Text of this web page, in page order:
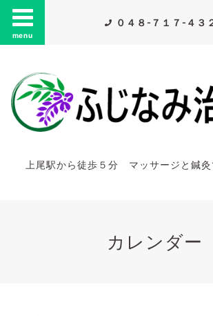
menu
０４８-７１７-４３
上尾駅から徒歩５分 マッサージと鍼灸
カレンダー